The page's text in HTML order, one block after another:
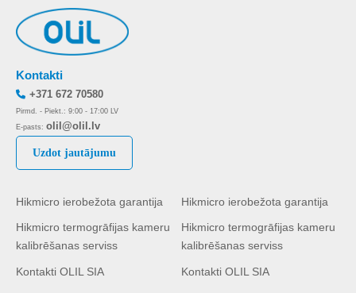
Hikmicro ierobežota garantija
Hikmicro termogrāfijas kameru
kalibrēšanas serviss
Kontakti OLIL SIA
Hikmicro ierobežota garantija
Hikmicro termogrāfijas kameru
kalibrēšanas serviss
Kontakti OLIL SIA
Kontakti
+371 672 70580
Pirmd. - Piekt.: 9:00 - 17:00 LV
E-pasts: olil@olil.lv
Uzdot jautājumu